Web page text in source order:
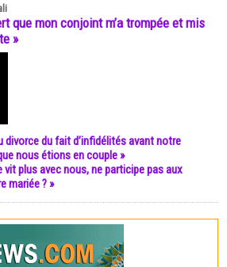
que mon conjoint m’a trompée et mis
»
divorce du fait d’infidélités avant notre
nous étions en couple »
vit plus avec nous, ne participe pas aux
mariée ? »